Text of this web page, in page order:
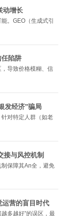
动增长
。GEO（生成式引
陷阱
导致价格模糊、信
发经济”骗局
对特定人群（如老
接与风控机制
保障其An全，避免
运营的盲目时代
多越好”的误区，最